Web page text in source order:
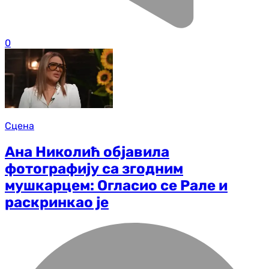
0
Сцена
Ана Николић објавила
фотографију са згодним
мушкарцем: Огласио се Рале и
раскринкао је